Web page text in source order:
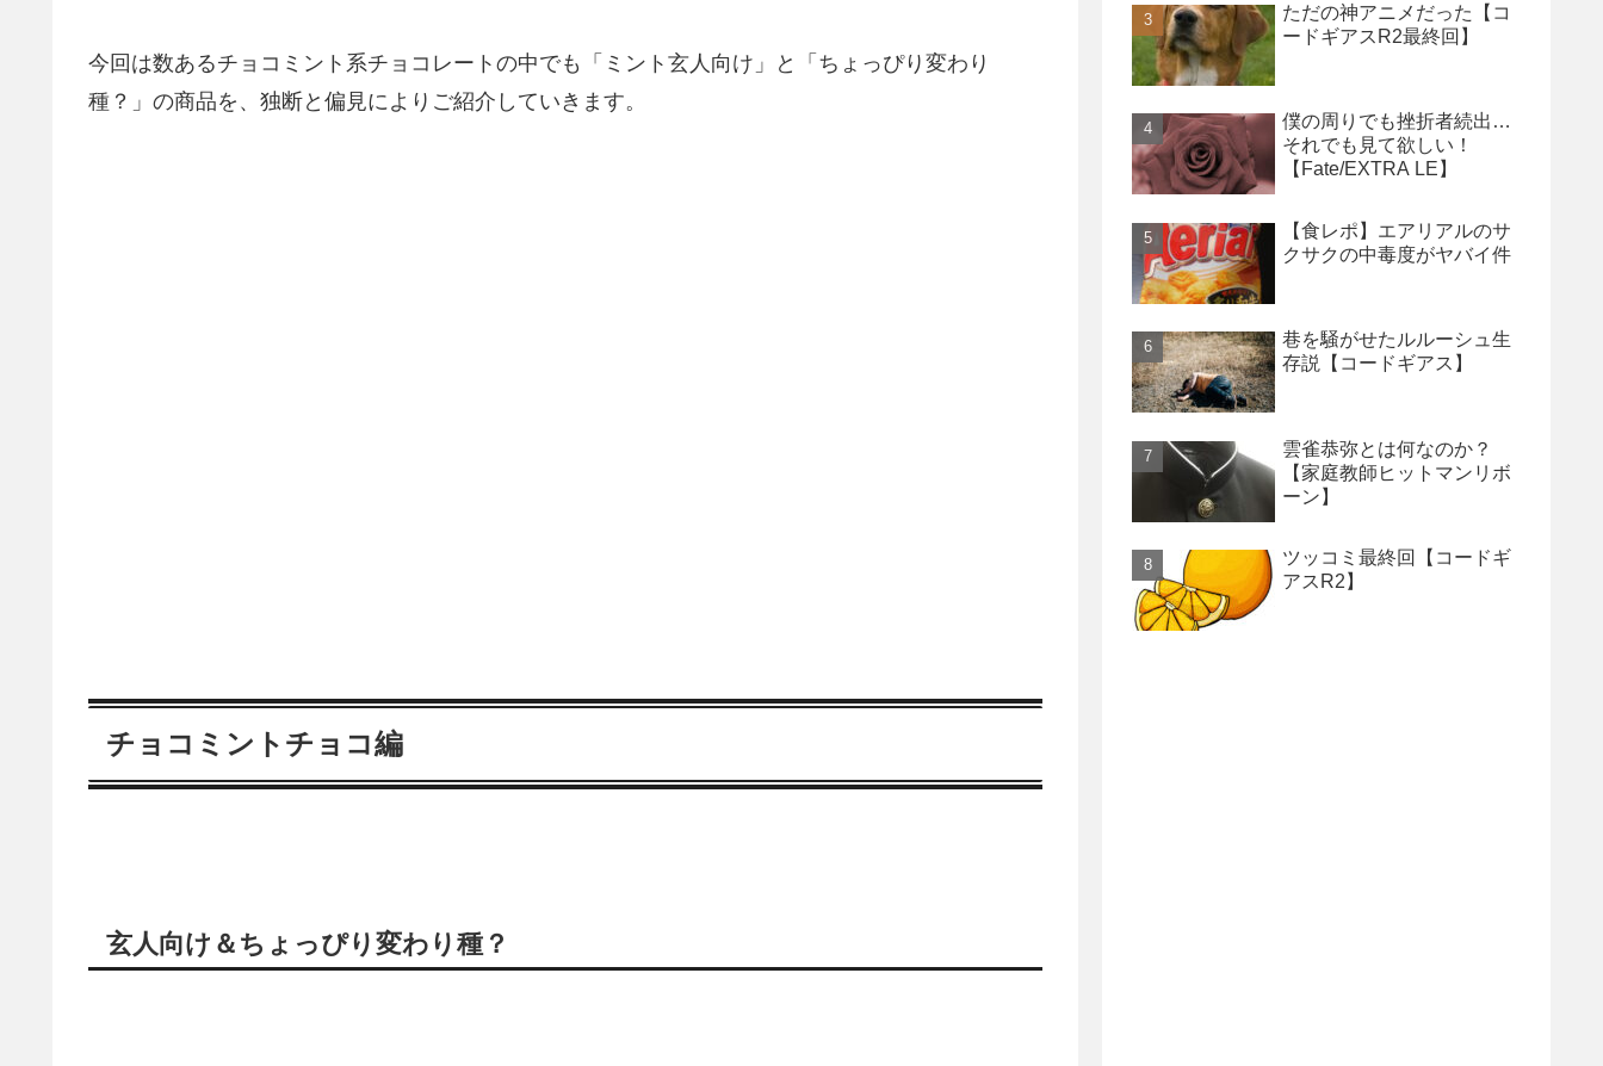
今回は数あるチョコミント系チョコレートの中でも「ミント玄人向け」と「ちょっぴり変わり
種？」の商品を、独断と偏見によりご紹介していきます。
チョコミントチョコ編
玄人向け＆ちょっぴり変わり種？
ただの神アニメだった【コ
ードギアスR2最終回】
僕の周りでも挫折者続出…
それでも見て欲しい！
【Fate/EXTRA LE】
【食レポ】エアリアルのサ
クサクの中毒度がヤバイ件
巷を騒がせたルルーシュ生
存説【コードギアス】
雲雀恭弥とは何なのか？
【家庭教師ヒットマンリボ
ーン】
ツッコミ最終回【コードギ
アスR2】